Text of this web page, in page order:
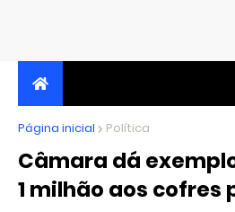
JORNALISMO INDEPENDENTE,
CRÍTICO
Página inicial Política
Câmara dá
1 milhão aos cofres